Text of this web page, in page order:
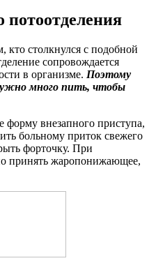
потоотделения
столкнулся с подобной
сопровождается
в организме. Поэтому
много пить, чтобы
форму внезапного приступа,
больному приток свежего
форточку. При
принять жаропонижающее,